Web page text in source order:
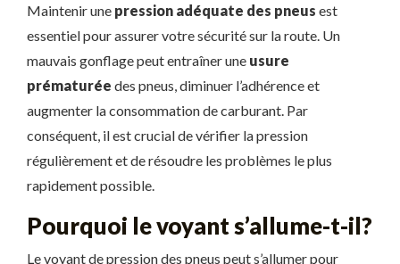
Maintenir une pression adéquate des pneus est
essentiel pour assurer votre sécurité sur la route. Un
mauvais gonflage peut entraîner une usure
prématurée des pneus, diminuer l’adhérence et
augmenter la consommation de carburant. Par
conséquent, il est crucial de vérifier la pression
régulièrement et de résoudre les problèmes le plus
rapidement possible.
Pourquoi le voyant s’allume-t-il?
Le voyant de pression des pneus peut s’allumer pour